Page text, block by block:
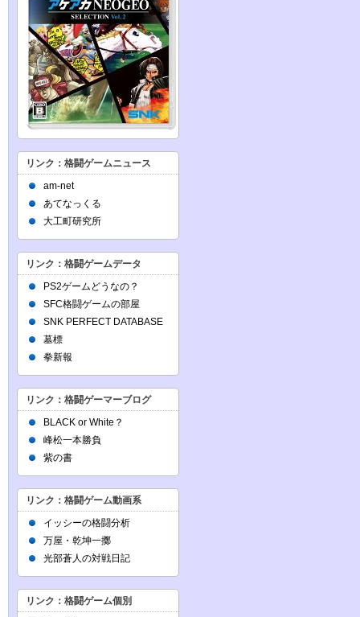
リンク：格闘ゲームニュース
am-net
あてなっくる
大工町研究所
リンク：格闘ゲームデータ
PS2ゲームどうなの？
SFC格闘ゲームの部屋
SNK PERFECT DATABASE
墓標
拳新報
リンク：格闘ゲーマーブログ
BLACK or White？
峰松一本勝負
紫の書
リンク：格闘ゲーム動画系
イッシーの格闘分析
万屋・乾坤一擲
光部蒼人の対戦日記
リンク：格闘ゲーム個別